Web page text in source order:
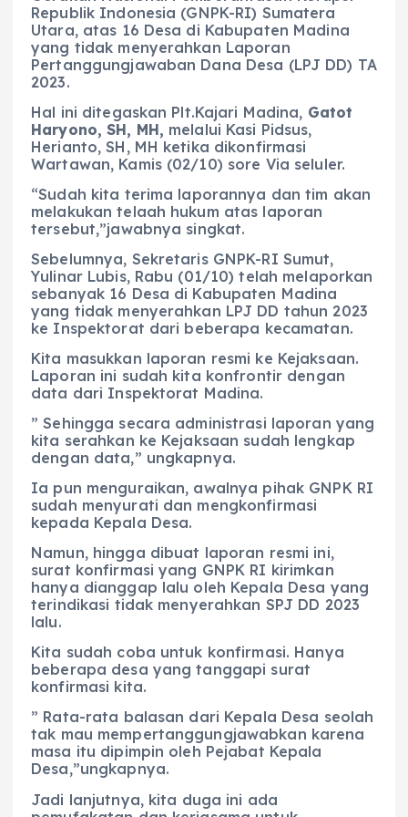
Republik Indonesia (GNPK-RI) Sumatera
Utara, atas 16 Desa di Kabupaten Madina
yang tidak menyerahkan Laporan
Pertanggungjawaban Dana Desa (LPJ DD) TA
2023.
Hal ini ditegaskan Plt.Kajari Madina, Gatot
Haryono, SH, MH, melalui Kasi Pidsus,
Herianto, SH, MH ketika dikonfirmasi
Wartawan, Kamis (02/10) sore Via seluler.
“Sudah kita terima laporannya dan tim akan
melakukan telaah hukum atas laporan
tersebut,”jawabnya singkat.
Sebelumnya, Sekretaris GNPK-RI Sumut,
Yulinar Lubis, Rabu (01/10) telah melaporkan
sebanyak 16 Desa di Kabupaten Madina
yang tidak menyerahkan LPJ DD tahun 2023
ke Inspektorat dari beberapa kecamatan.
Kita masukkan laporan resmi ke Kejaksaan.
Laporan ini sudah kita konfrontir dengan
data dari Inspektorat Madina.
” Sehingga secara administrasi laporan yang
kita serahkan ke Kejaksaan sudah lengkap
dengan data,” ungkapnya.
Ia pun menguraikan, awalnya pihak GNPK RI
sudah menyurati dan mengkonfirmasi
kepada Kepala Desa.
Namun, hingga dibuat laporan resmi ini,
surat konfirmasi yang GNPK RI kirimkan
hanya dianggap lalu oleh Kepala Desa yang
terindikasi tidak menyerahkan SPJ DD 2023
lalu.
Kita sudah coba untuk konfirmasi. Hanya
beberapa desa yang tanggapi surat
konfirmasi kita.
” Rata-rata balasan dari Kepala Desa seolah
tak mau mempertanggungjawabkan karena
masa itu dipimpin oleh Pejabat Kepala
Desa,”ungkapnya.
Jadi lanjutnya, kita duga ini ada